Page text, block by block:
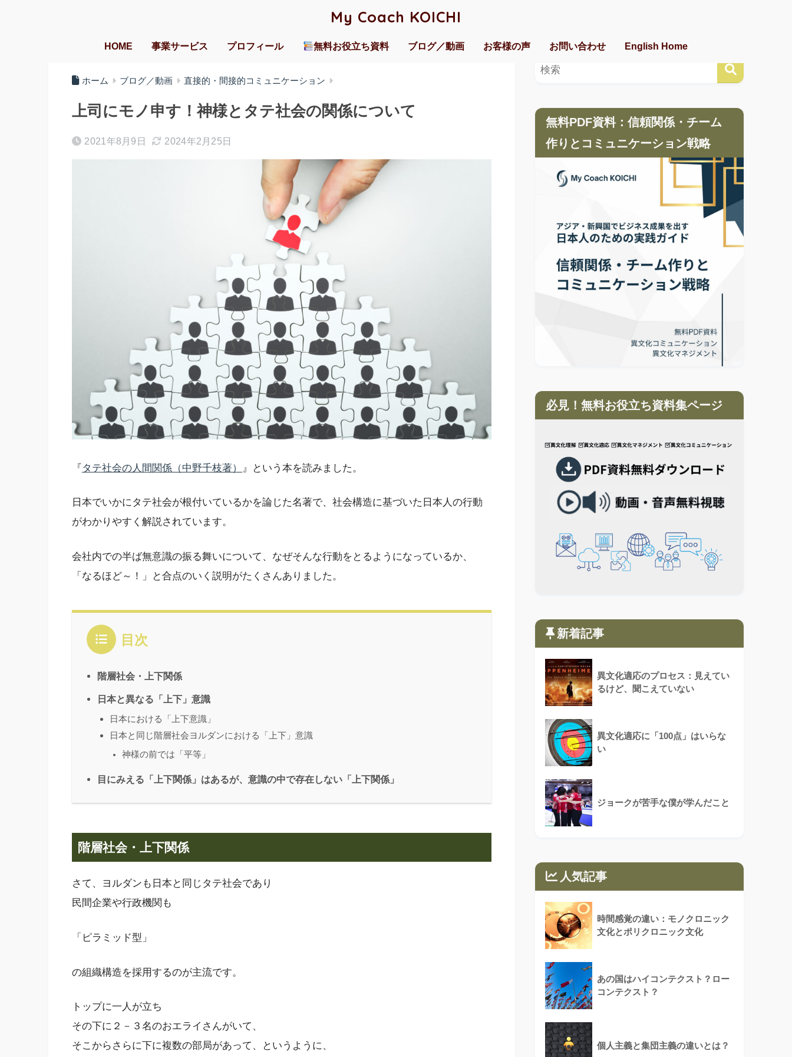
My Coach KOICHI
HOME 事業サービス プロフィール 無料お役立ち資料 ブログ／動画 お客様の声 お問い合わせ English Home
ホーム ブログ／動画 直接的・間接的コミュニケーション
上司にモノ申す！神様とタテ社会の関係について
2021年8月9日 2024年2月25日
『 タテ社会の人間関係（中野千枝著） 』という本を読みました。
日本でいかにタテ社会が根付いているかを論じた名著で、社会構造に基づいた日本人の行動
がわかりやすく解説されています。
会社内での半ば無意識の振る舞いについて、なぜそんな行動をとるようになっているか、
「なるほど～！」と合点のいく説明がたくさんありました。
目次
階層社会・上下関係
日本と異なる「上下」意識
日本における「上下意識」
日本と同じ階層社会ヨルダンにおける「上下」意識
神様の前では「平等」
目にみえる「上下関係」はあるが、意識の中で存在しない「上下関係」
階層社会・上下関係
さて、ヨルダンも日本と同じタテ社会であり
民間企業や行政機関も
「ピラミッド型」
の組織構造を採用するのが主流です。
トップに一人が立ち
その下に２－３名のおエライさんがいて、
そこからさらに下に複数の部局があって、というように、
無料PDF資料：信頼関係・チーム
作りとコミュニケーション戦略
必見！無料お役立ち資料集ページ
新着記事
異文化適応のプロセス：見えてい
るけど、聞こえていない
異文化適応に「100点」はいらな
い
ジョークが苦手な僕が学んだこと
人気記事
時間感覚の違い：モノクロニック
文化とポリクロニック文化
あの国はハイコンテクスト？ロー
コンテクスト？
個人主義と集団主義の違いとは？